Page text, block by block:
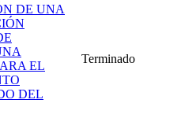
DE UNA
EL
DEL
Terminado